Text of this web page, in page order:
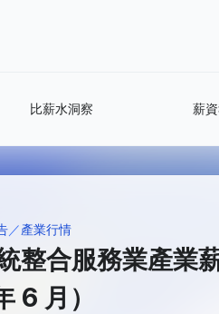
比薪水洞察 薪
產業行情
整合服務業產業
6 月）